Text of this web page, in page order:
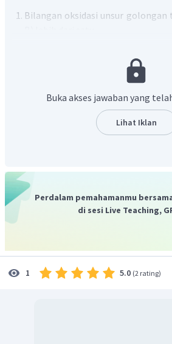
Bilangan oksidasi unsur
Jumlah bilangan oksidasi
Berdasarkan poin 2, bilangan
Sementara bilangan oksidasi unsur Zn
Maka, bilangan oksidasi unsur Zn
adalah +2 dan -1.
Buka akses jawaban yang
Lihat Iklan
Perdalam pemahamanmu
di sesi Live Teaching,
1 5.0 (2 rating)